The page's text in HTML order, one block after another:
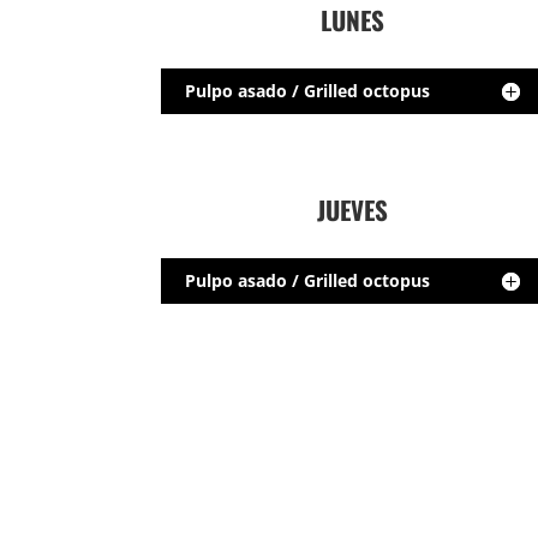
LUNES
Pulpo asado / Grilled octopus
JUEVES
Pulpo asado / Grilled octopus